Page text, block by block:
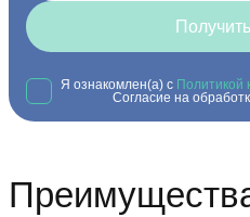
Я ознакомлен(а) с Политикой
Согласие на